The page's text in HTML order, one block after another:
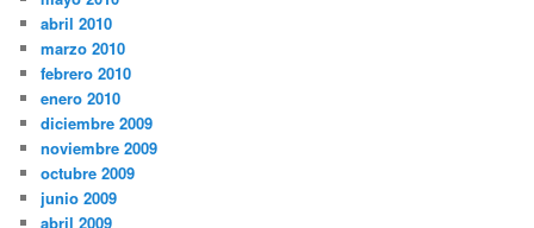
abril 2010
marzo 2010
febrero 2010
enero 2010
diciembre 2009
noviembre 2009
octubre 2009
junio 2009
abril 2009